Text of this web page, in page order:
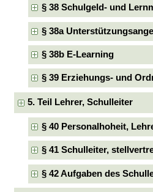
§ 38 Schulgeld- und
§ 38a
§ 38b E-Learning
§ 39 Erziehungs- und
5. Teil Lehrer, Schulleiter
§ 40 Personalhoheit,
§ 41 Schulleiter,
§ 42 Aufgaben des